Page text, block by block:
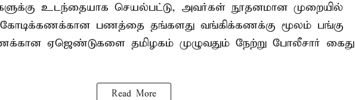
உடந்தையாக செயல்பட்டு, அவர்கள் நூதனமான முறையில்
பணத்தை தங்களது வங்கிக்கணக்கு மூலம் பங்கு
ஏஜெண்டுகளை தமிழகம் முழுவதும் நேற்று போலீசார் கைது
Read More